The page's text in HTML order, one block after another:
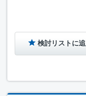
検討リストに